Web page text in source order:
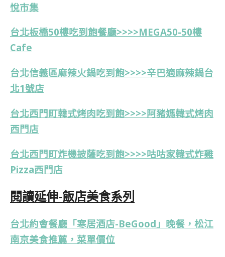
悅市集
台北板橋50樓吃到飽餐廳>>>>MEGA50-50樓
Cafe
台北信義區麻辣火鍋吃到飽>>>>辛巴適麻辣鍋台
北1號店
台北西門町韓式烤肉吃到飽>>>>阿豬媽韓式烤肉
西門店
台北西門町炸機披薩吃到飽>>>>咕咕家韓式炸雞
Pizza西門店
閱讀延伸-飯店美食系列
台北約會餐廳「寒居酒店-BeGood」晚餐，松江
南京美食推薦，菜單價位